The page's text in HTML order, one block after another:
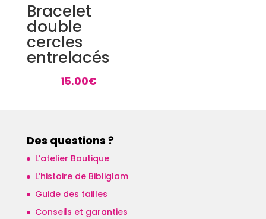
Bracelet
double
cercles
entrelacés
15.00€
Des questions ?
L’atelier Boutique
L’histoire de Bibliglam
Guide des tailles
Conseils et garanties